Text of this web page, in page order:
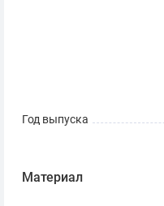
Год выпуска
Материал